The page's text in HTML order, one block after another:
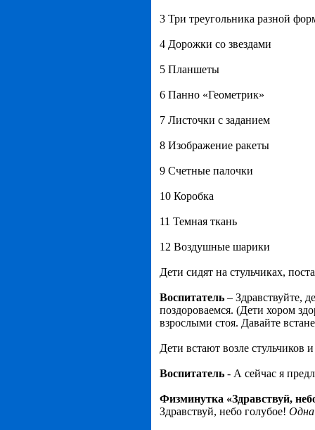
3 Три треугольника разной
4 Дорожки со звездами
5 Планшеты
6 Панно «Геометрик»
7 Листочки с заданием
8 Изображение ракеты
9 Счетные палочки
10 Коробка
11 Темная ткань
12 Воздушные шарики
Дети сидят на стульчиках,
Воспитатель – Здравствуйте,
поздороваемся. (Дети хором
взрослыми стоя. Давайте
Дети встают возле стульчиков
Воспитатель - А сейчас я
Физминутка «Здравствуй,
Здравствуй, небо голубое! Одна